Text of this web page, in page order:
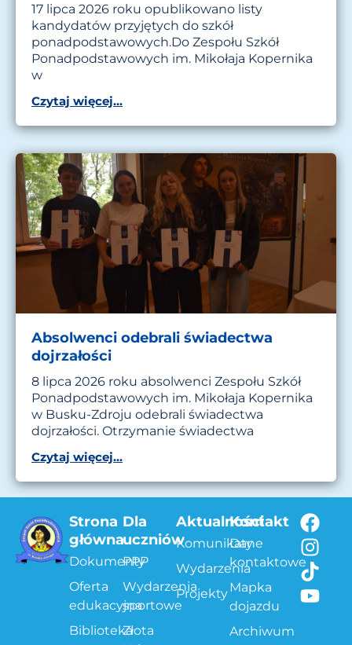
17 lipca 2026 roku opublikowano listy
kandydatów przyjętych do szkół
ponadpodstawowych.Do Zespołu Szkół
Ponadpodstawowych im. Mikołaja Kopernika
w
Czytaj więcej...
Absolwenci odebrali świadectwa
dojrzałości
8 lipca 2026 roku absolwenci Zespołu Szkół
Ponadpodstawowych im. Mikołaja Kopernika
w Busku-Zdroju odebrali świadectwa
dojrzałości. Otrzymanie świadectwa
Czytaj więcej...
Strona
główna
Dokumenty
Oferta
edukacyjna
Biblioteka
Dla
uczniów
PPP
Wydarzenia
sportowe
Złota
Aktualności
Komunikaty
Wydarzenia
Projekty
Kontakt
Dane
kontaktowe
Mapka
dojazdu
Archiwum